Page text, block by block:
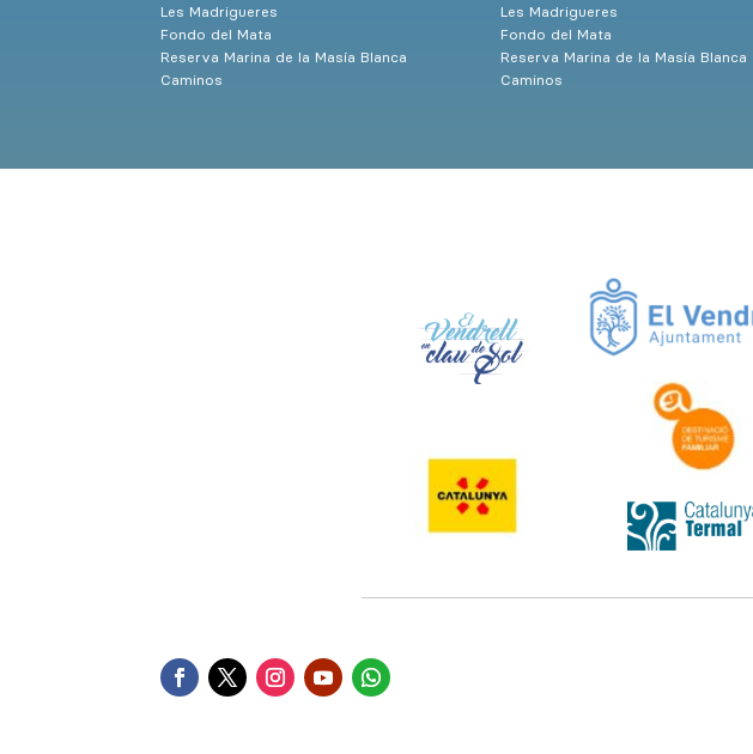
Les Madrigueres
Fondo del Mata
Reserva Marina de la Masía Blanca
Caminos
Les Madrigueres
Fondo del Mata
Reserva Marina de la Masía Blanca
Caminos